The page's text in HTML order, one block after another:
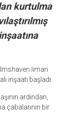
kurtulma
liman
inşaatı başladı.
ardından,
çabalarının bir